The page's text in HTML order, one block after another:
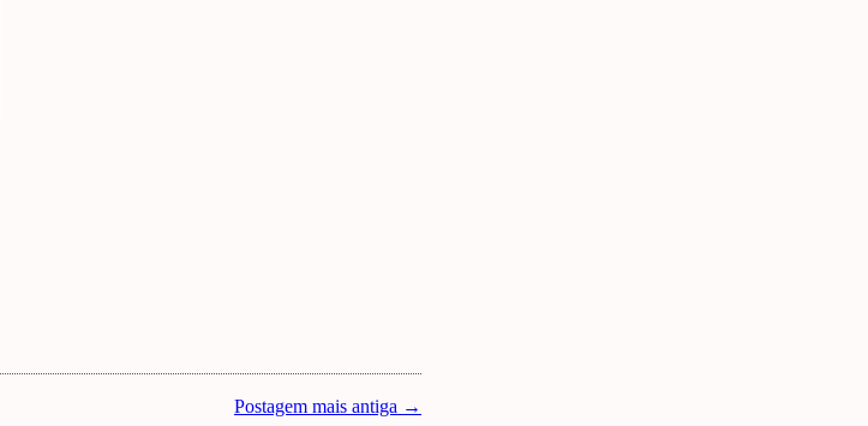
Postagem mais antiga →